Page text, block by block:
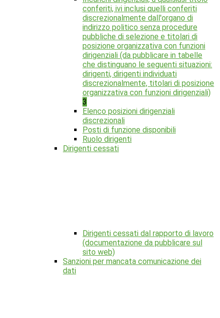
conferiti, ivi inclusi quelli conferiti
discrezionalmente dall'organo di
indirizzo politico senza procedure
pubbliche di selezione e titolari di
posizione organizzativa con funzioni
dirigenziali (da pubblicare in tabelle
che distinguano le seguenti situazioni:
dirigenti, dirigenti individuati
discrezionalmente, titolari di posizione
organizzativa con funzioni dirigenziali)
3
Elenco posizioni dirigenziali
discrezionali
Posti di funzione disponibili
Ruolo dirigenti
Dirigenti cessati
Dirigenti cessati dal rapporto di lavoro
(documentazione da pubblicare sul
sito web)
Sanzioni per mancata comunicazione dei
dati